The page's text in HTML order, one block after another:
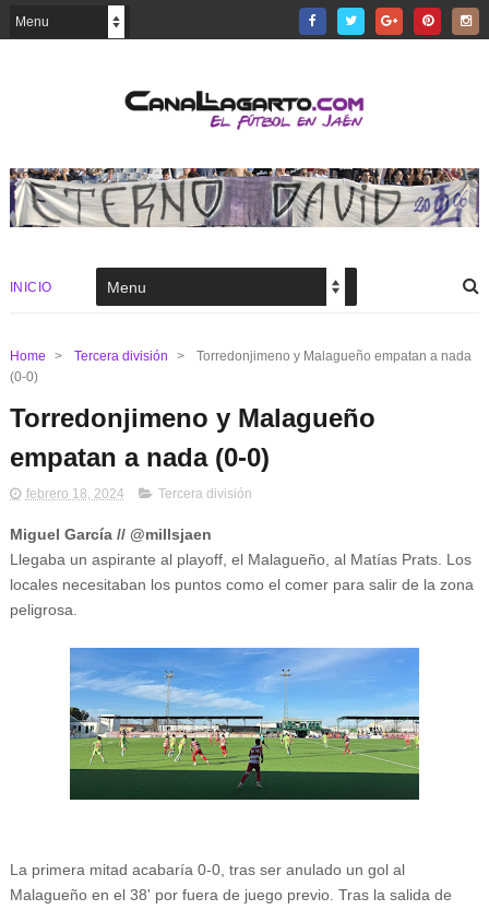
INICIO
Home > Tercera división >
Torredonjimeno y Malagueño empatan a nada
(0-0)
Torredonjimeno y Malagueño
empatan a nada (0-0)
febrero 18, 2024 Tercera división
Miguel García // @millsjaen
Llegaba un aspirante al playoff, el Malagueño, al Matías Prats. Los
locales necesitaban los puntos como el comer para salir de la zona
peligrosa.
La primera mitad acabaría 0-0, tras ser anulado un gol al
Malagueño en el 38' por fuera de juego previo. Tras la salida de